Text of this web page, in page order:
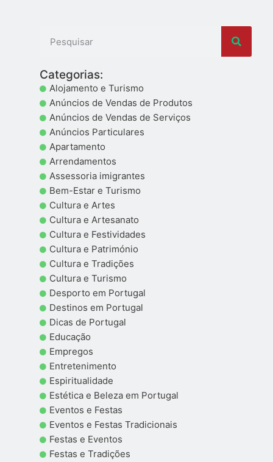
Categorias:
Alojamento e Turismo
Anúncios de Vendas de Produtos
Anúncios de Vendas de Serviços
Anúncios Particulares
Apartamento
Arrendamentos
Assessoria imigrantes
Bem-Estar e Turismo
Cultura e Artes
Cultura e Artesanato
Cultura e Festividades
Cultura e Património
Cultura e Tradições
Cultura e Turismo
Desporto em Portugal
Destinos em Portugal
Dicas de Portugal
Educação
Empregos
Entretenimento
Espiritualidade
Estética e Beleza em Portugal
Eventos e Festas
Eventos e Festas Tradicionais
Festas e Eventos
Festas e Tradições